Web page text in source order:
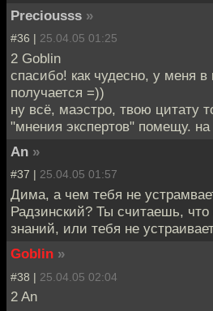
Preciousss »
#36 | 25.04.05 01:25
2 Goblin
спасибо! как чудесно, у меня в
получается =))
ну всё, маэстро, твою цитату
"мнения экспертов" помещу.
An »
#37 | 25.04.05 01:57
Дима, а чем тебя не
Радзинский? Ты считаешь, что
знаний, или тебя не
Goblin »
#38 | 25.04.05 02:04
2 An